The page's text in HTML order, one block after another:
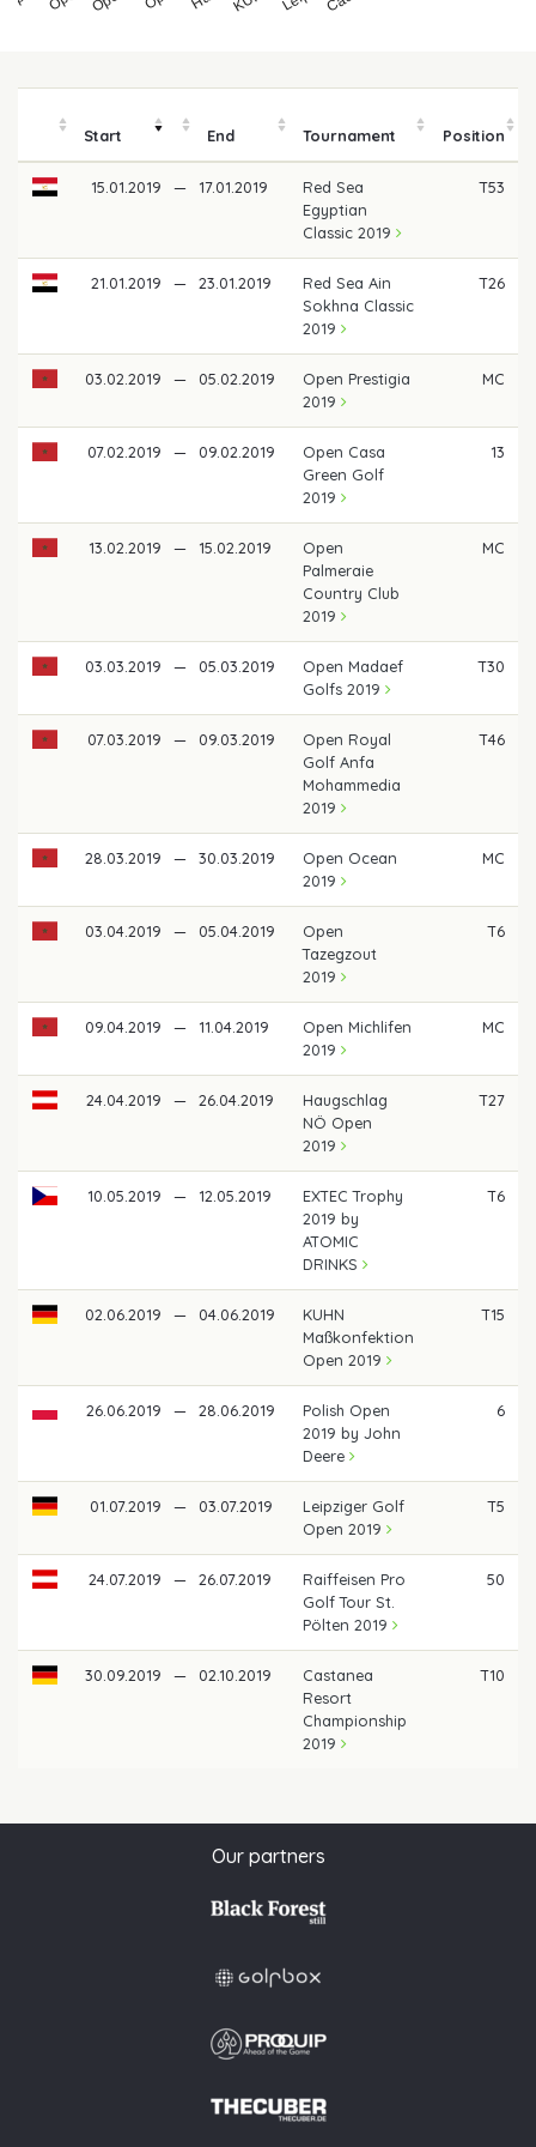
Start End Tournament Position
15.01.2019 — 17.01.2019
Red Sea
Egyptian
Classic 2019
T53
21.01.2019 — 23.01.2019
Red Sea Ain
Sokhna Classic
2019
T26
03.02.2019 — 05.02.2019
Open Prestigia
2019
MC
07.02.2019 — 09.02.2019
Open Casa
Green Golf
2019
13
13.02.2019 — 15.02.2019
Open
Palmeraie
Country Club
2019
MC
03.03.2019 — 05.03.2019
Open Madaef
Golfs 2019
T30
07.03.2019 — 09.03.2019
Open Royal
Golf Anfa
Mohammedia
2019
T46
28.03.2019 — 30.03.2019
Open Ocean
2019
MC
03.04.2019 — 05.04.2019
Open
Tazegzout
2019
T6
09.04.2019 — 11.04.2019
Open Michlifen
2019
MC
24.04.2019 — 26.04.2019
Haugschlag
NÖ Open
2019
T27
10.05.2019 — 12.05.2019
EXTEC Trophy
2019 by
ATOMIC
DRINKS
T6
02.06.2019 — 04.06.2019
KUHN
Maßkonfektion
Open 2019
T15
26.06.2019 — 28.06.2019
Polish Open
2019 by John
Deere
6
01.07.2019 — 03.07.2019
Leipziger Golf
Open 2019
T5
24.07.2019 — 26.07.2019
Raiffeisen Pro
Golf Tour St.
Pölten 2019
50
30.09.2019 — 02.10.2019
Castanea
Resort
Championship
2019
T10
Our partners